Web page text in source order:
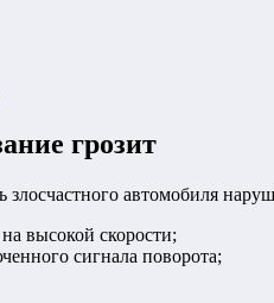
грозит
злосчастного автомобиля
высокой скорости;
сигнала поворота;